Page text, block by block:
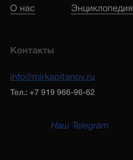
О нас
Энциклопедия
Контакты
info@mirkapitanov.ru
Тел.: +7 919 966-96-62
Наш Telegram